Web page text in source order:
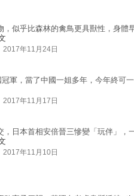
似乎比森林的禽鳥更具獸性，身體
2017年11月24日
軍，當了中國一姐多年，今年終可
2017年11月17日
日本首相安倍晉三慘變「玩伴」，
2017年11月10日